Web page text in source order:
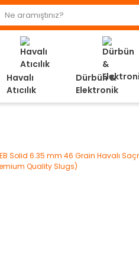
Havalı
Atıcılık
Dürbün &
Elektronik